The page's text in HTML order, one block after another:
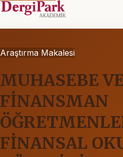
Araştırma Makalesi
MUHASEBE
FİNANSMAN
FİNANSAL